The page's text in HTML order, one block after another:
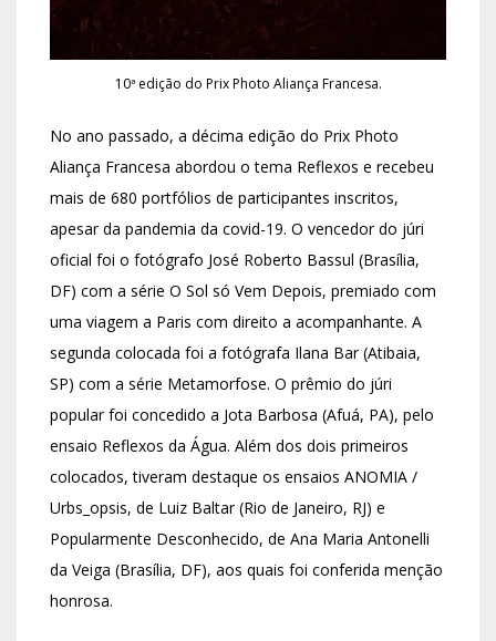
10ª edição do Prix Photo Aliança Francesa.
No ano passado, a décima edição do Prix Photo
Aliança Francesa abordou o tema Reflexos e recebeu
mais de 680 portfólios de participantes inscritos,
apesar da pandemia da covid-19. O vencedor do júri
oficial foi o fotógrafo José Roberto Bassul (Brasília,
DF) com a série O Sol só Vem Depois, premiado com
uma viagem a Paris com direito a acompanhante. A
segunda colocada foi a fotógrafa Ilana Bar (Atibaia,
SP) com a série Metamorfose. O prêmio do júri
popular foi concedido a Jota Barbosa (Afuá, PA), pelo
ensaio Reflexos da Água. Além dos dois primeiros
colocados, tiveram destaque os ensaios ANOMIA /
Urbs_opsis, de Luiz Baltar (Rio de Janeiro, RJ) e
Popularmente Desconhecido, de Ana Maria Antonelli
da Veiga (Brasília, DF), aos quais foi conferida menção
honrosa.